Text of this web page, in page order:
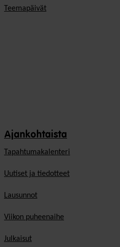
Teemapäivät
Ajankohtaista
Tapahtumakalenteri
Uutiset ja tiedotteet
Lausunnot
Viikon puheenaihe
Julkaisut